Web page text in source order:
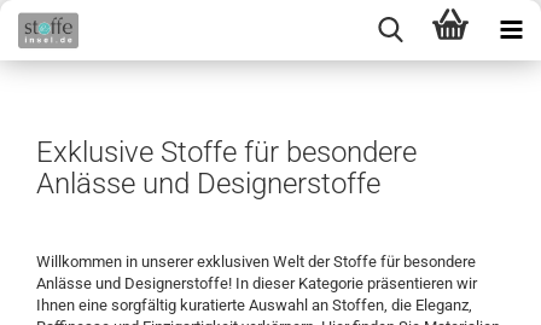
Exklusive Stoffe für besondere
Anlässe und Designerstoffe
Willkommen in unserer exklusiven Welt der Stoffe für besondere
Anlässe und Designerstoffe! In dieser Kategorie präsentieren wir
Ihnen eine sorgfältig kuratierte Auswahl an Stoffen, die Eleganz,